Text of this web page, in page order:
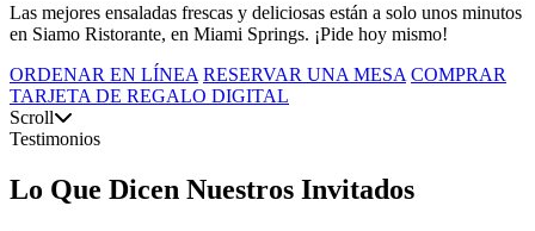
Las mejores ensaladas frescas y deliciosas están a solo unos minutos
en Siamo Ristorante, en Miami Springs. ¡Pide hoy mismo!
ORDENAR EN LÍNEA RESERVAR UNA MESA COMPRAR
TARJETA DE REGALO DIGITAL
Scroll
Testimonios
Lo Que Dicen Nuestros Invitados